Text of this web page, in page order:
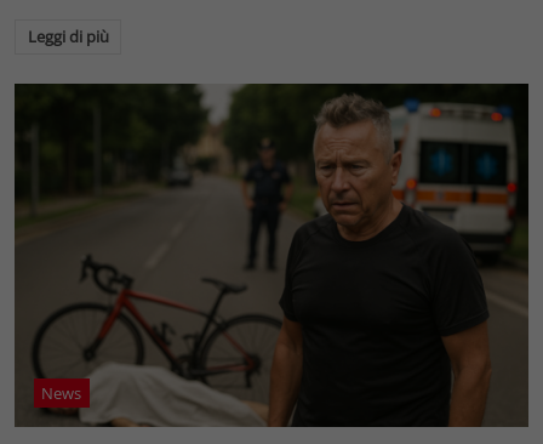
Leggi di più
News